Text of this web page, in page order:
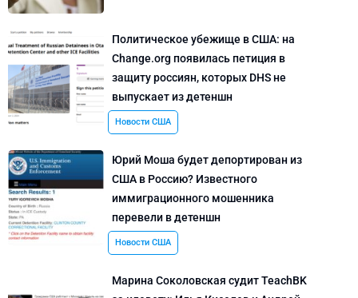
Политическое убежище в США: на
Change.org появилась петиция в
защиту россиян, которых DHS не
выпускает из детеншн
Новости США
Юрий Моша будет депортирован из
США в Россию? Известного
иммиграционного мошенника
перевели в детеншн
Новости США
Марина Соколовская судит TeachBK